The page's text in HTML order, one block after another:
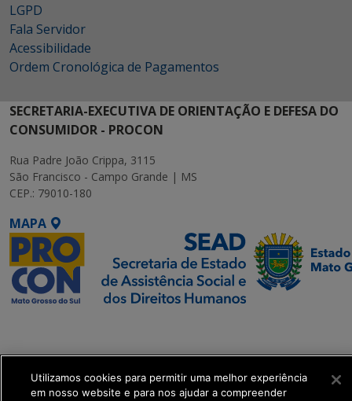
LGPD
Fala Servidor
Acessibilidade
Ordem Cronológica de Pagamentos
SECRETARIA-EXECUTIVA DE ORIENTAÇÃO E DEFESA DO
CONSUMIDOR - PROCON
Rua Padre João Crippa, 3115
São Francisco - Campo Grande | MS
CEP.: 79010-180
MAPA
Transformação Digital
Utilizamos cookies para permitir uma melhor experiência
em nosso website e para nos ajudar a compreender